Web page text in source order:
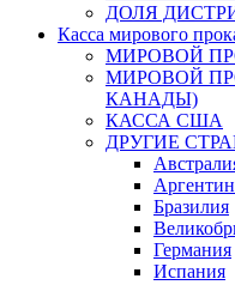
ДОЛЯ
Касса мирового
МИРОВОЙ
МИРОВОЙ
КАНАДЫ)
КАССА США
ДРУГИЕ
Бразилия
Германия
Испания